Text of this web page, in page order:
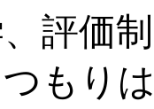
評価
もり